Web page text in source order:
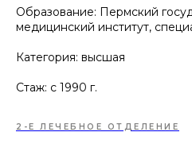
Образование: Пермский
медицинский институт,
Категория: высшая
Стаж: с 1990 г.
2-Е ЛЕЧЕБНОЕ ОТДЕЛЕНИЕ